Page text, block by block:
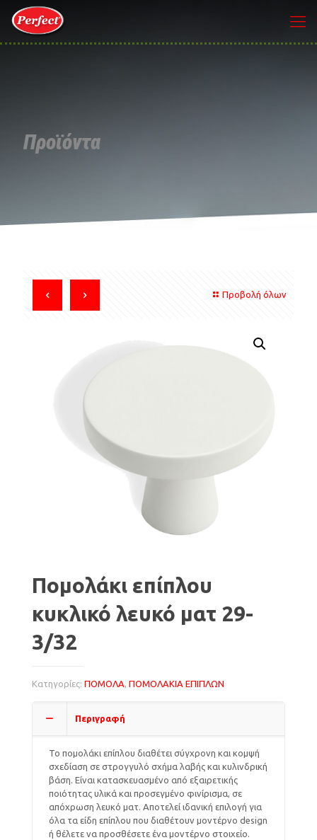
Προϊόντα
Προβολή όλων
Πομολάκι επίπλου
κυκλικό λευκό ματ 29-
3/32
Κατηγορίες: ΠΟΜΟΛΑ, ΠΟΜΟΛΑΚΙΑ ΕΠΙΠΛΩΝ
Περιγραφή
Το πομολάκι επίπλου διαθέτει σύγχρονη και κομψή
σχεδίαση σε στρογγυλό σχήμα λαβής και κυλινδρική
βάση. Είναι κατασκευασμένο από εξαιρετικής
ποιότητας υλικά και προσεγμένο φινίρισμα, σε
απόχρωση λευκό ματ. Αποτελεί ιδανική επιλογή για
όλα τα είδη επίπλου που διαθέτουν μοντέρνο design
ή θέλετε να προσθέσετε ένα μοντέρνο στοιχείο.